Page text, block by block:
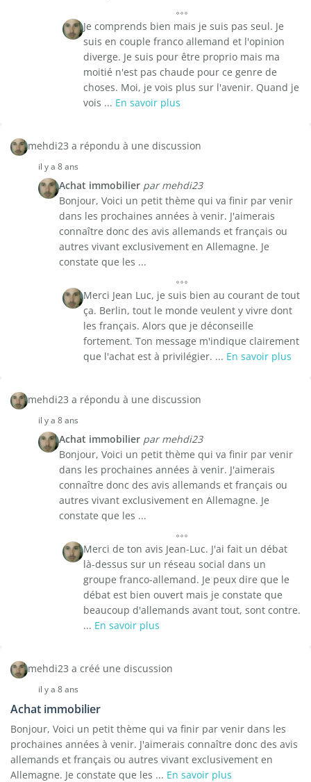
Je comprends bien mais je suis pas seul. Je
suis en couple franco allemand et l'opinion
diverge. Je suis pour être proprio mais ma
moitié n'est pas chaude pour ce genre de
choses. Moi, je vois plus sur l'avenir. Quand je
vois ... En savoir plus
mehdi23 a répondu à une discussion
il y a 8 ans
Achat immobilier par mehdi23
Bonjour, Voici un petit thème qui va finir par venir
dans les prochaines années à venir. J'aimerais
connaître donc des avis allemands et français ou
autres vivant exclusivement en Allemagne. Je
constate que les ...
Merci Jean Luc, je suis bien au courant de tout
ça. Berlin, tout le monde veulent y vivre dont
les français. Alors que je déconseille
fortement. Ton message m'indique clairement
que l'achat est à privilégier. ... En savoir plus
mehdi23 a répondu à une discussion
il y a 8 ans
Achat immobilier par mehdi23
Bonjour, Voici un petit thème qui va finir par venir
dans les prochaines années à venir. J'aimerais
connaître donc des avis allemands et français ou
autres vivant exclusivement en Allemagne. Je
constate que les ...
Merci de ton avis Jean-Luc. J'ai fait un débat
là-dessus sur un réseau social dans un
groupe franco-allemand. Je peux dire que le
débat est bien ouvert mais je constate que
beaucoup d'allemands avant tout, sont contre.
... En savoir plus
mehdi23 a créé une discussion
il y a 8 ans
Achat immobilier
Bonjour, Voici un petit thème qui va finir par venir dans les
prochaines années à venir. J'aimerais connaître donc des avis
allemands et français ou autres vivant exclusivement en
Allemagne. Je constate que les ... En savoir plus